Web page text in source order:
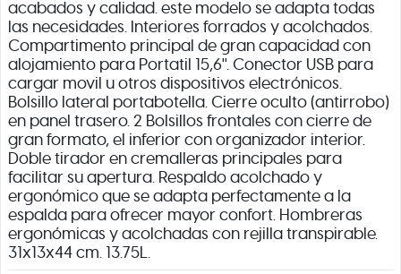
acabados y calidad. este modelo se adapta todas
las necesidades. Interiores forrados y acolchados.
Compartimento principal de gran capacidad con
alojamiento para Portatil 15,6''. Conector USB para
cargar movil u otros dispositivos electrónicos.
Bolsillo lateral portabotella. Cierre oculto (antirrobo)
en panel trasero. 2 Bolsillos frontales con cierre de
gran formato, el inferior con organizador interior.
Doble tirador en cremalleras principales para
facilitar su apertura. Respaldo acolchado y
ergonómico que se adapta perfectamente a la
espalda para ofrecer mayor confort. Hombreras
ergonómicas y acolchadas con rejilla transpirable.
31x13x44 cm. 13.75L.